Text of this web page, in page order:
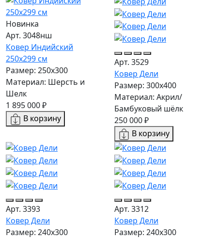
Новинка
Арт. 3048нш
Ковер Индийский
250x299 см
Размер: 250x300
Материал: Шерсть и
Шелк
1 895 000 ₽
В корзину
Арт. 3529
Ковер Дели
Размер: 300х400
Материал: Акрил/
Бамбуковый шёлк
250 000 ₽
В корзину
Арт. 3393
Ковер Дели
Размер: 240х300
Арт. 3312
Ковер Дели
Размер: 240х300